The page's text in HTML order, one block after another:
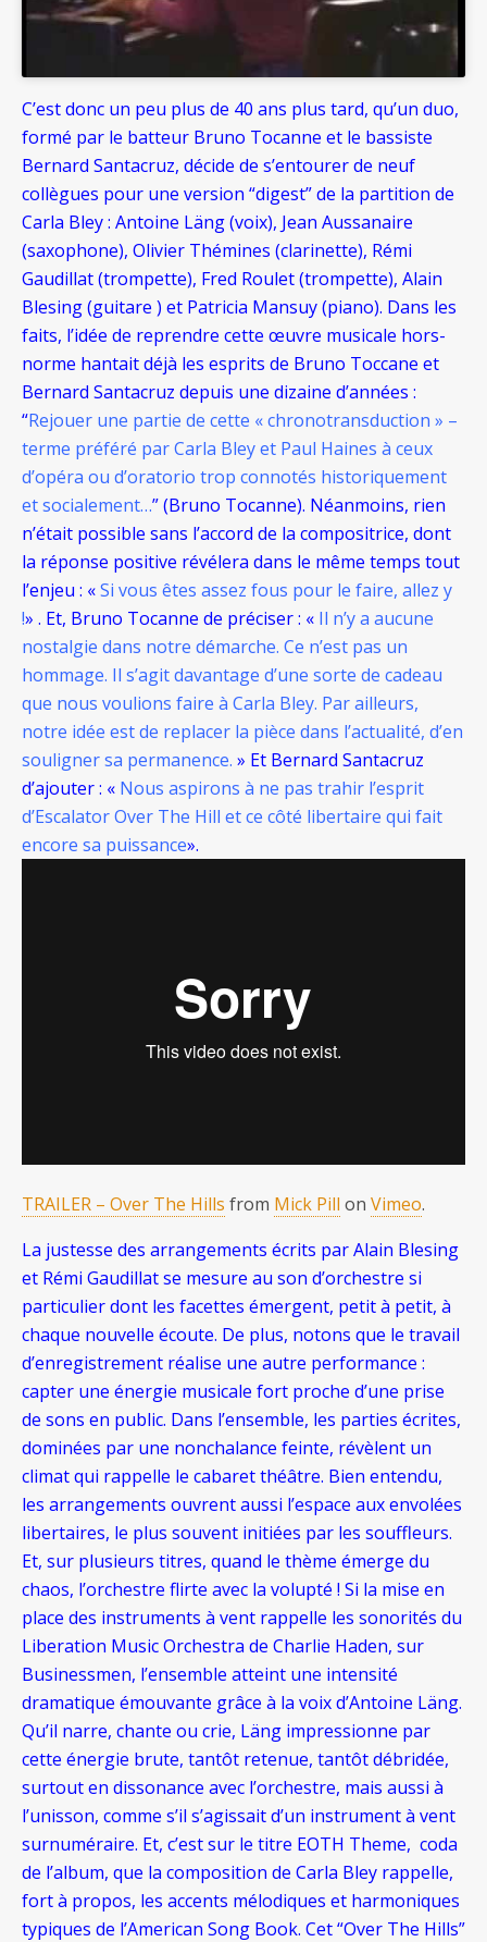
C’est donc un peu plus de 40 ans plus tard, qu’un duo,
formé par le batteur Bruno Tocanne et le bassiste
Bernard Santacruz, décide de s’entourer de neuf
collègues pour une version “digest” de la partition de
Carla Bley : Antoine Läng (voix), Jean Aussanaire
(saxophone), Olivier Thémines (clarinette), Rémi
Gaudillat (trompette), Fred Roulet (trompette), Alain
Blesing (guitare ) et Patricia Mansuy (piano). Dans les
faits, l’idée de reprendre cette œuvre musicale hors-
norme hantait déjà les esprits de Bruno Toccane et
Bernard Santacruz depuis une dizaine d’années :
“Rejouer une partie de cette « chronotransduction » –
terme préféré par Carla Bley et Paul Haines à ceux
d’opéra ou d’oratorio trop connotés historiquement
et socialement…” (Bruno Tocanne). Néanmoins, rien
n’était possible sans l’accord de la compositrice, dont
la réponse positive révélera dans le même temps tout
l’enjeu : «Si vous êtes assez fous pour le faire, allez y
!» . Et, Bruno Tocanne de préciser : « Il n’y a aucune
nostalgie dans notre démarche. Ce n’est pas un
hommage. Il s’agit davantage d’une sorte de cadeau
que nous voulions faire à Carla Bley. Par ailleurs,
notre idée est de replacer la pièce dans l’actualité, d’en
souligner sa permanence. » Et Bernard Santacruz
d’ajouter : « Nous aspirons à ne pas trahir l’esprit
d’Escalator Over The Hill et ce côté libertaire qui fait
encore sa puissance».
TRAILER – Over The Hills from Mick Pill on Vimeo.
La justesse des arrangements écrits par Alain Blesing
et Rémi Gaudillat se mesure au son d’orchestre si
particulier dont les facettes émergent, petit à petit, à
chaque nouvelle écoute. De plus, notons que le travail
d’enregistrement réalise une autre performance :
capter une énergie musicale fort proche d’une prise
de sons en public. Dans l’ensemble, les parties écrites,
dominées par une nonchalance feinte, révèlent un
climat qui rappelle le cabaret théâtre. Bien entendu,
les arrangements ouvrent aussi l’espace aux envolées
libertaires, le plus souvent initiées par les souffleurs.
Et, sur plusieurs titres, quand le thème émerge du
chaos, l’orchestre flirte avec la volupté ! Si la mise en
place des instruments à vent rappelle les sonorités du
Liberation Music Orchestra de Charlie Haden, sur
Businessmen, l’ensemble atteint une intensité
dramatique émouvante grâce à la voix d’Antoine Läng.
Qu’il narre, chante ou crie, Läng impressionne par
cette énergie brute, tantôt retenue, tantôt débridée,
surtout en dissonance avec l’orchestre, mais aussi à
l’unisson, comme s’il s’agissait d’un instrument à vent
surnuméraire. Et, c’est sur le titre EOTH Theme, coda
de l’album, que la composition de Carla Bley rappelle,
fort à propos, les accents mélodiques et harmoniques
typiques de l’American Song Book. Cet “Over The Hills”